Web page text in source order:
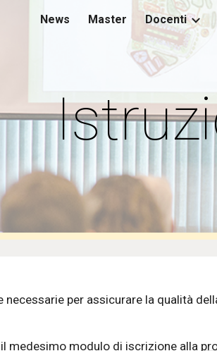
Skip to main content
News Master Docenti
per assicurare la qualità
medesimo modulo di iscrizione alla